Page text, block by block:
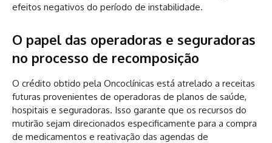
efeitos negativos do período de instabilidade.
O papel das operadoras e seguradoras
no processo de recomposição
O crédito obtido pela Oncoclínicas está atrelado a receitas
futuras provenientes de operadoras de planos de saúde,
hospitais e seguradoras. Isso garante que os recursos do
mutirão sejam direcionados especificamente para a compra
de medicamentos e reativação das agendas de